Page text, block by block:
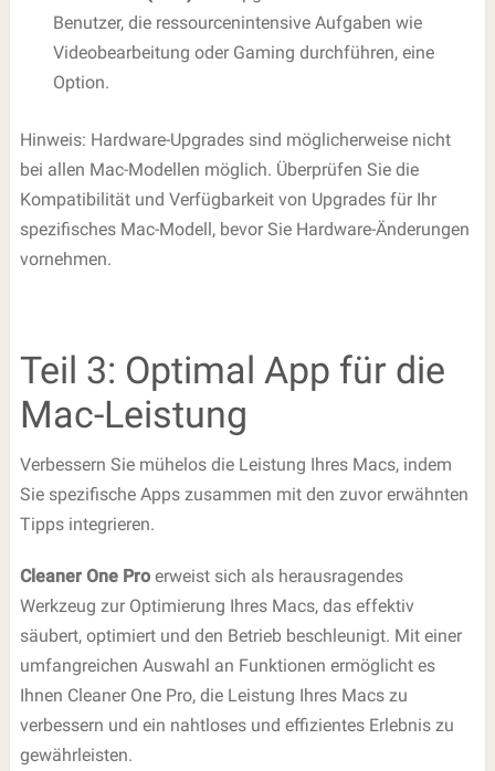
Benutzer, die ressourcenintensive Aufgaben wie
Videobearbeitung oder Gaming durchführen, eine
Option.
Hinweis: Hardware-Upgrades sind möglicherweise nicht
bei allen Mac-Modellen möglich. Überprüfen Sie die
Kompatibilität und Verfügbarkeit von Upgrades für Ihr
spezifisches Mac-Modell, bevor Sie Hardware-Änderungen
vornehmen.
Teil 3: Optimal App für die
Mac-Leistung
Verbessern Sie mühelos die Leistung Ihres Macs, indem
Sie spezifische Apps zusammen mit den zuvor erwähnten
Tipps integrieren.
Cleaner One Proerweist sich als herausragendes
Werkzeug zur Optimierung Ihres Macs, das effektiv
säubert, optimiert und den Betrieb beschleunigt. Mit einer
umfangreichen Auswahl an Funktionen ermöglicht es
Ihnen Cleaner One Pro, die Leistung Ihres Macs zu
verbessern und ein nahtloses und effizientes Erlebnis zu
gewährleisten.